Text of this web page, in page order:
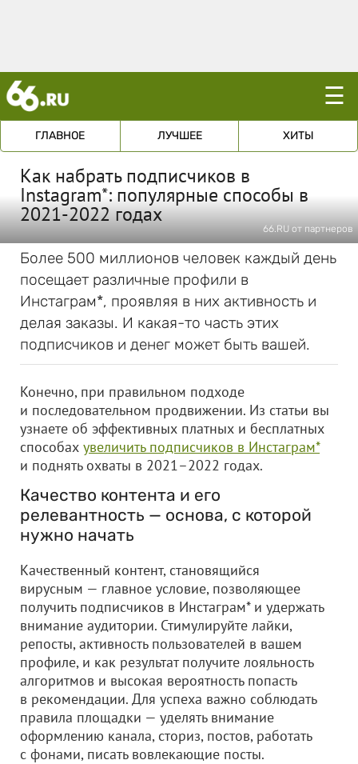
☰
ГЛАВНОЕ ЛУЧШЕЕ ХИТЫ
Как набрать подписчиков в
Instagram*: популярные способы в
2021-2022 годах
66.RU от партнеров
Более 500 миллионов человек каждый день
посещает различные профили в
Инстаграм*, проявляя в них активность и
делая заказы. И какая-то часть этих
подписчиков и денег может быть вашей.
Конечно, при правильном подходе
и последовательном продвижении. Из статьи вы
узнаете об эффективных платных и бесплатных
способах увеличить подписчиков в Инстаграм*
и поднять охваты в 2021–2022 годах.
Качество контента и его
релевантность — основа, с которой
нужно начать
Качественный контент, становящийся
вирусным — главное условие, позволяющее
получить подписчиков в Инстаграм* и удержать
внимание аудитории. Стимулируйте лайки,
репосты, активность пользователей в вашем
профиле, и как результат получите лояльность
алгоритмов и высокая вероятность попасть
в рекомендации. Для успеха важно соблюдать
правила площадки — уделять внимание
оформлению канала, сториз, постов, работать
с фонами, писать вовлекающие посты.